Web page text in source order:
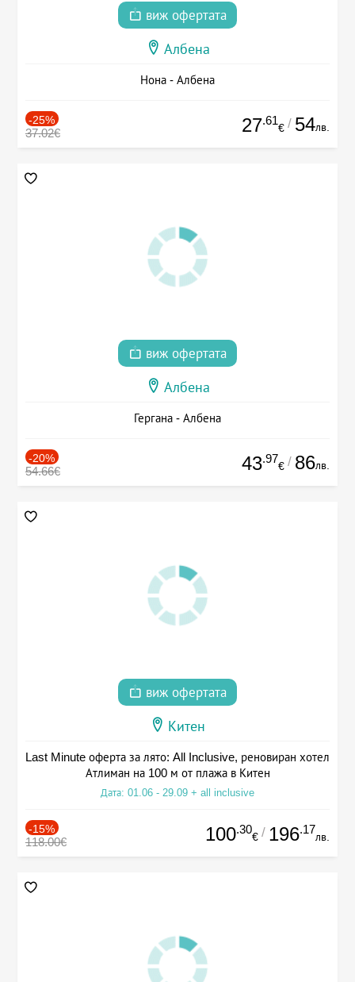
виж офертата
Албена
Нона - Албена
-25%
37.02€ 27.61
€ / 54лв.
виж офертата
Албена
Гергана - Албена
-20%
54.66€ 43.97
€ / 86лв.
виж офертата
Китен
Last Minute оферта за лято: All Inclusive, реновиран хотел
Атлиман на 100 м от плажа в Китен
Дата: 01.06 - 29.09 + all inclusive
-15%
118.00€ 100.30
€ / 196.17
лв.